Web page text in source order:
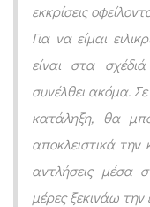
εκκρίσεις
Για να είμαι
είναι στα
συνέλθει ακόμα.
κατάληξη, θα
αποκλειστικά
αντλήσεις μέσα
μέρες ξεκινάω